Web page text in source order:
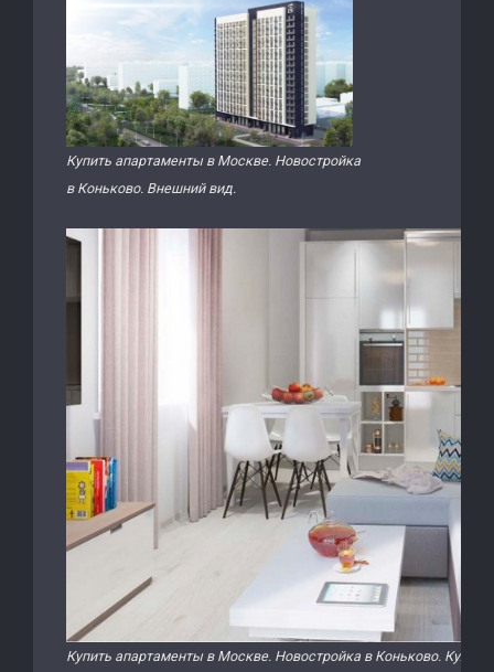
Купить апартаменты в Москве. Новостройка
в Коньково. Внешний вид.
Купить апартаменты в Москве. Новостройка в Коньково. Кухня